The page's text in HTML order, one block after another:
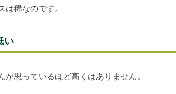
は稀なのです。
い
思っているほど高くはありません。